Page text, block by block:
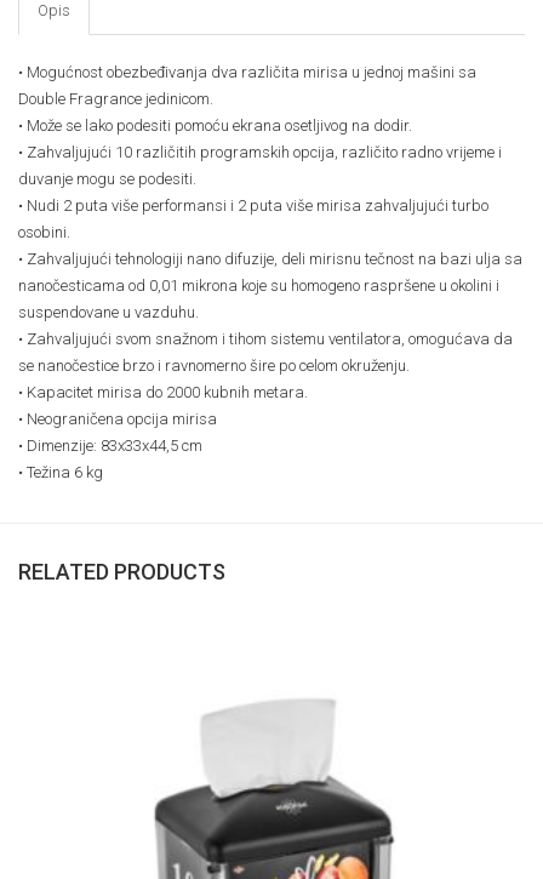
Opis
• Mogućnost obezbeđivanja dva različita mirisa u jednoj mašini sa
Double Fragrance jedinicom.
• Može se lako podesiti pomoću ekrana osetljivog na dodir.
• Zahvaljujući 10 različitih programskih opcija, različito radno vrijeme i
duvanje mogu se podesiti.
• Nudi 2 puta više performansi i 2 puta više mirisa zahvaljujući turbo
osobini.
• Zahvaljujući tehnologiji nano difuzije, deli mirisnu tečnost na bazi ulja sa
nanočesticama od 0,01 mikrona koje su homogeno raspršene u okolini i
suspendovane u vazduhu.
• Zahvaljujući svom snažnom i tihom sistemu ventilatora, omogućava da
se nanočestice brzo i ravnomerno šire po celom okruženju.
• Kapacitet mirisa do 2000 kubnih metara.
• Neograničena opcija mirisa
• Dimenzije: 83x33x44,5 cm
• Težina 6 kg
RELATED PRODUCTS